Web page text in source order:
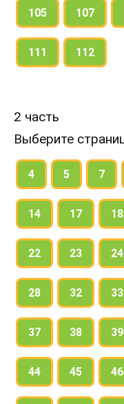
105 107
111 112
2 часть
Выберите
4 5 7
14 17 18
22 23 24
28 32 33
37 38 39
44 45 46